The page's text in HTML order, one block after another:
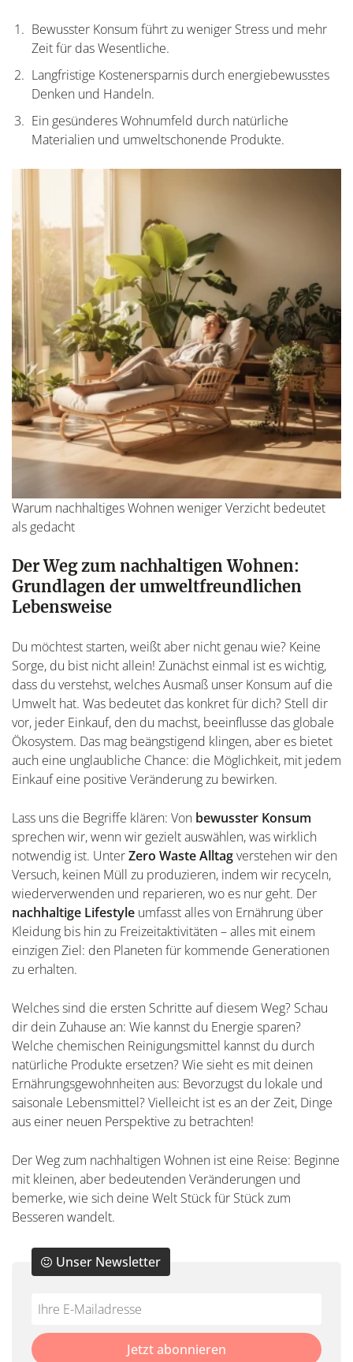
Bewusster Konsum führt zu weniger Stress und mehr
Zeit für das Wesentliche.
Langfristige Kostenersparnis durch energiebewusstes
Denken und Handeln.
Ein gesünderes Wohnumfeld durch natürliche
Materialien und umweltschonende Produkte.
Warum nachhaltiges Wohnen weniger Verzicht bedeutet
als gedacht
Der Weg zum nachhaltigen Wohnen:
Grundlagen der umweltfreundlichen
Lebensweise
Du möchtest starten, weißt aber nicht genau wie? Keine
Sorge, du bist nicht allein! Zunächst einmal ist es wichtig,
dass du verstehst, welches Ausmaß unser Konsum auf die
Umwelt hat. Was bedeutet das konkret für dich? Stell dir
vor, jeder Einkauf, den du machst, beeinflusse das globale
Ökosystem. Das mag beängstigend klingen, aber es bietet
auch eine unglaubliche Chance: die Möglichkeit, mit jedem
Einkauf eine positive Veränderung zu bewirken.
Lass uns die Begriffe klären: Von bewusster Konsum
sprechen wir, wenn wir gezielt auswählen, was wirklich
notwendig ist. UnterZero Waste Alltagverstehen wir den
Versuch, keinen Müll zu produzieren, indem wir recyceln,
wiederverwenden und reparieren, wo es nur geht. Der
nachhaltige Lifestyle umfasst alles von Ernährung über
Kleidung bis hin zu Freizeitaktivitäten – alles mit einem
einzigen Ziel: den Planeten für kommende Generationen
zu erhalten.
Welches sind die ersten Schritte auf diesem Weg? Schau
dir dein Zuhause an: Wie kannst du Energie sparen?
Welche chemischen Reinigungsmittel kannst du durch
natürliche Produkte ersetzen? Wie sieht es mit deinen
Ernährungsgewohnheiten aus: Bevorzugst du lokale und
saisonale Lebensmittel? Vielleicht ist es an der Zeit, Dinge
aus einer neuen Perspektive zu betrachten!
Der Weg zum nachhaltigen Wohnen ist eine Reise: Beginne
mit kleinen, aber bedeutenden Veränderungen und
bemerke, wie sich deine Welt Stück für Stück zum
Besseren wandelt.
Do
fill
Unser Newsletter
*Ihre
Mailadresse:
Jetzt abonnieren